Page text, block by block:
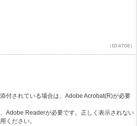
（ID:4706）
付されている場合は、Adobe Acrobat(R)が必要
Adobe Readerが必要です。正しく表示されない
ください。